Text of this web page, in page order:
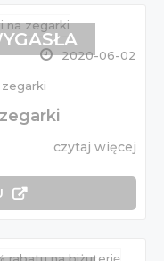
2020-06-02
czytaj więcej